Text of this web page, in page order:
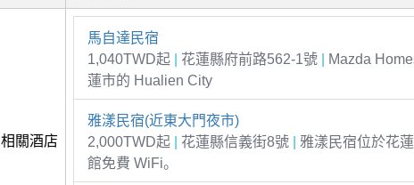
相關酒店
馬自達民宿
1,040TWD起
花蓮縣府前路562-1號
Mazda
蓮市的 Hualien City
雅漾民宿(近東大門夜市)
2,000TWD起
花蓮縣信義街8號
雅漾民宿位於花
館免費 WiFi。